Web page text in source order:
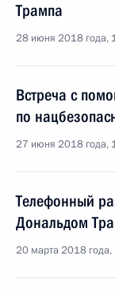
Трампа
28 июня 2018 года,
Встреча с
по
27 июня 2018 года,
Телефонный
Дональдом
20 марта 2018